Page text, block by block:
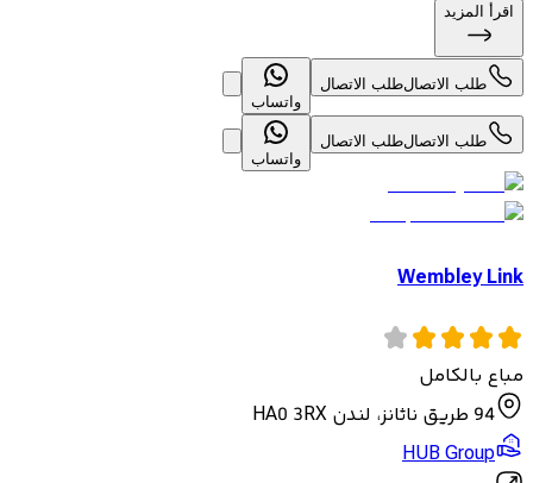
اقرأ المزيد
طلب الاتصالطلب الاتصال
واتساب
طلب الاتصالطلب الاتصال
واتساب
Wembley Link
مباع بالكامل
94 طريق ناثانز، لندن HA0 3RX
HUB Group